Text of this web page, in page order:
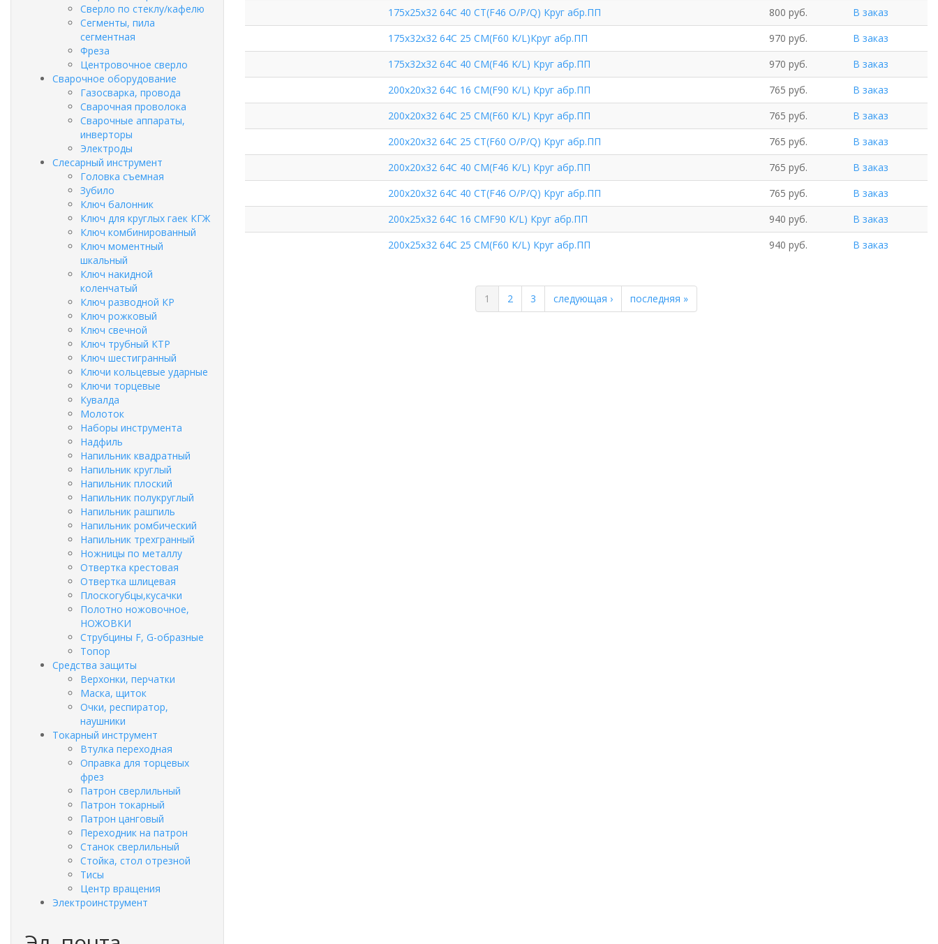
Сверло по стеклу/кафелю
Сегменты, пила
сегментная
Фреза
Центровочное сверло
Сварочное оборудование
Газосварка, провода
Сварочная проволока
Сварочные аппараты,
инверторы
Электроды
Слесарный инструмент
Головка съемная
Зубило
Ключ балонник
Ключ для круглых гаек КГЖ
Ключ комбинированный
Ключ моментный
шкальный
Ключ накидной
коленчатый
Ключ разводной КР
Ключ рожковый
Ключ свечной
Ключ трубный КТР
Ключ шестигранный
Ключи кольцевые ударные
Ключи торцевые
Кувалда
Молоток
Наборы инструмента
Надфиль
Напильник квадратный
Напильник круглый
Напильник плоский
Напильник полукруглый
Напильник рашпиль
Напильник ромбический
Напильник трехгранный
Ножницы по металлу
Отвертка крестовая
Отвертка шлицевая
Плоскогубцы,кусачки
Полотно ножовочное,
НОЖОВКИ
Струбцины F, G-образные
Топор
Средства защиты
Верхонки, перчатки
Маска, щиток
Очки, респиратор,
наушники
Токарный инструмент
Втулка переходная
Оправка для торцевых
фрез
Патрон сверлильный
Патрон токарный
Патрон цанговый
Переходник на патрон
Станок сверлильный
Стойка, стол отрезной
Тисы
Центр вращения
Электроинструмент
175х25х32 64С 40 СТ(F46 O/P/Q) Круг абр.ПП
800 руб.
В заказ
175х32х32 64С 25 СМ(F60 K/L)Круг абр.ПП
970 руб.
В заказ
175х32х32 64С 40 СМ(F46 K/L) Круг абр.ПП
970 руб.
В заказ
200х20х32 64С 16 СМ(F90 K/L) Круг абр.ПП
765 руб.
В заказ
200х20х32 64С 25 СМ(F60 K/L) Круг абр.ПП
765 руб.
В заказ
200х20х32 64С 25 СТ(F60 O/P/Q) Круг абр.ПП
765 руб.
В заказ
200х20х32 64С 40 СМ(F46 K/L) Круг абр.ПП
765 руб.
В заказ
200х20х32 64С 40 СТ(F46 O/P/Q) Круг абр.ПП
765 руб.
В заказ
200х25х32 64С 16 СМF90 K/L) Круг абр.ПП
940 руб.
В заказ
200х25х32 64С 25 СМ(F60 K/L) Круг абр.ПП
940 руб. В заказ
1 2 3 следующая › последняя »